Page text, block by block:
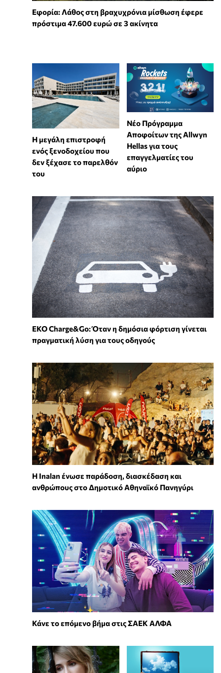
Εφορία: Λάθος στη βραχυχρόνια μίσθωση έφερε
πρόστιμα 47.600 ευρώ σε 3 ακίνητα
Η μεγάλη επιστροφή
ενός ξενοδοχείου που
δεν ξέχασε το παρελθόν
του
Νέο Πρόγραμμα
Αποφοίτων της Allwyn
Hellas για τους
επαγγελματίες του
αύριο
EKO Charge&Go: Όταν η δημόσια φόρτιση γίνεται
πραγματική λύση για τους οδηγούς
Η Inalan ένωσε παράδοση, διασκέδαση και
ανθρώπους στο Δημοτικό Αθηναϊκό Πανηγύρι
Κάνε το επόμενο βήμα στις ΣΑΕΚ ΑΛΦΑ